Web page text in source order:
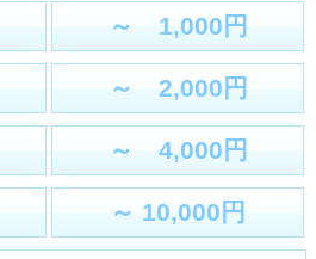
～ 1,000円
～ 2,000円
～ 4,000円
～ 10,000円